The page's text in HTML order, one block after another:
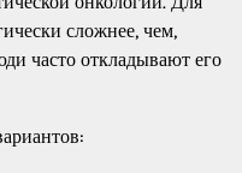
сложнее, чем,
часто откладывают его